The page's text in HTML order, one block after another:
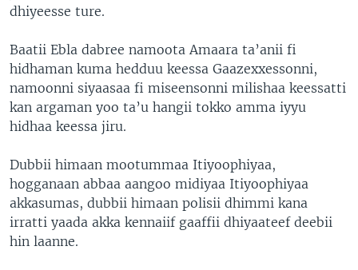
dhiyeesse ture.
Baatii Ebla dabree namoota Amaara ta’anii fi
hidhaman kuma hedduu keessa Gaazexxessonni,
namoonni siyaasaa fi miseensonni milishaa keessatti
kan argaman yoo ta’u hangii tokko amma iyyu
hidhaa keessa jiru.
Dubbii himaan mootummaa Itiyoophiyaa,
hogganaan abbaa aangoo midiyaa Itiyoophiyaa
akkasumas, dubbii himaan polisii dhimmi kana
irratti yaada akka kennaiif gaaffii dhiyaateef deebii
hin laanne.